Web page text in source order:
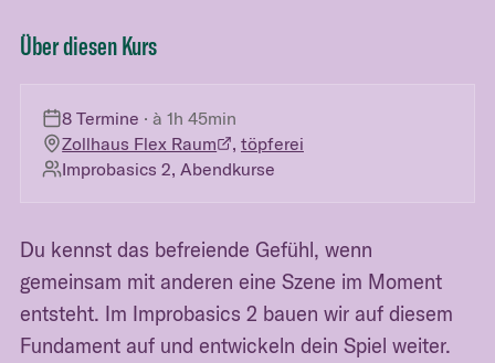
Über diesen Kurs
8 Termine · à1h 45min
Zollhaus Flex Raum
, töpferei
Improbasics 2, Abendkurse
Du kennst das befreiende Gefühl, wenn
gemeinsam mit anderen eine Szene im Moment
entsteht. Im Improbasics 2 bauen wir auf diesem
Fundament auf und entwickeln dein Spiel weiter.